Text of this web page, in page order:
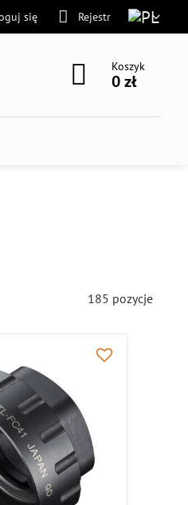
się Rejestr
Koszyk
0 zł
185 pozycje